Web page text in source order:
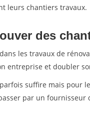
leurs chantiers travaux.
des
les travaux de
entreprise et doubler
suffire mais pour
par un fournisseur